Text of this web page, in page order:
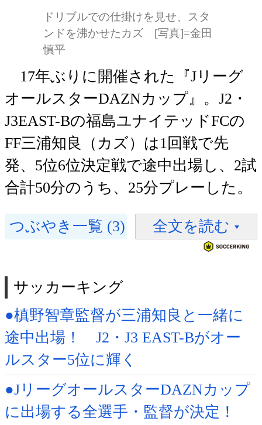
ドリブルでの仕掛けを見せ、スタ
ンドを沸かせたカズ [写真]=金田
慎平
17年ぶりに開催された『Jリーグ
オールスターDAZNカップ』。J2・
J3EAST-Bの福島ユナイテッドFCの
FF三浦知良（カズ）は1回戦で先
発、5位6位決定戦で途中出場し、2試
合計50分のうち、25分プレーした。
つぶやき一覧 (3) 全文を読む
サッカーキング
●槙野智章監督が三浦知良と一緒に
途中出場！ J2・J3 EAST-Bがオー
ルスター5位に輝く
●JリーグオールスターDAZNカップ
に出場する全選手・監督が決定！